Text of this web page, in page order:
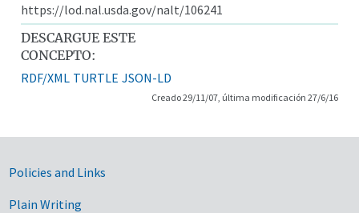
https://lod.nal.usda.gov/nalt/106241
DESCARGUE ESTE
CONCEPTO:
RDF/XML TURTLE JSON-LD
Creado 29/11/07, última modificación 27/6/16
Government Links
Policies and Links
Plain Writing